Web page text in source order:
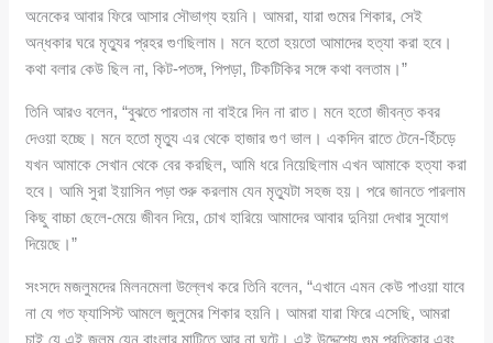
অনেকের আবার ফিরে আসার সৌভাগ্য হয়নি। আমরা, যারা গুমের শিকার, সেই
অন্ধকার ঘরে মৃত্যুর প্রহর গুণছিলাম। মনে হতো হয়তো আমাদের হত্যা করা হবে।
কথা বলার কেউ ছিল না, কিট-পতঙ্গ, পিপড়া, টিকটিকির সঙ্গে কথা বলতাম।”
তিনি আরও বলেন, “বুঝতে পারতাম না বাইরে দিন না রাত। মনে হতো জীবন্ত কবর
দেওয়া হচ্ছে। মনে হতো মৃত্যু এর থেকে হাজার গুণ ভাল। একদিন রাতে টেনে-হিঁচড়ে
যখন আমাকে সেখান থেকে বের করছিল, আমি ধরে নিয়েছিলাম এখন আমাকে হত্যা করা
হবে। আমি সুরা ইয়াসিন পড়া শুরু করলাম যেন মৃত্যুটা সহজ হয়। পরে জানতে পারলাম
কিছু বাচ্চা ছেলে-মেয়ে জীবন দিয়ে, চোখ হারিয়ে আমাদের আবার দুনিয়া দেখার সুযোগ
দিয়েছে।”
সংসদে মজলুমদের মিলনমেলা উল্লেখ করে তিনি বলেন, “এখানে এমন কেউ পাওয়া যাবে
না যে গত ফ্যাসিস্ট আমলে জুলুমের শিকার হয়নি। আমরা যারা ফিরে এসেছি, আমরা
চাই যে এই জুলুম যেন বাংলার মাটিতে আর না ঘটে। এই উদ্দেশ্যে গুম প্রতিকার এবং